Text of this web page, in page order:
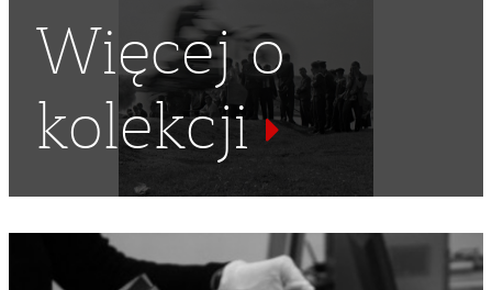
RAJD ROWEROWY,KOLEKCJA MARKA ZURNA,MAREK
Więcej o
kolekcji